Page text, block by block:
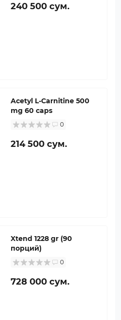
240 500 сум.
Acetyl L-Carnitine 500
mg 60 caps
0
214 500 сум.
Xtend 1228 gr (90
порций)
0
728 000 сум.